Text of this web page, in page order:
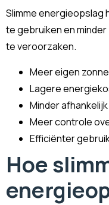
Slimme energieopslag
te gebruiken en
te veroorzaken.
Meer eigen
Lagere
Minder
Meer controle
Efficiënter
Hoe